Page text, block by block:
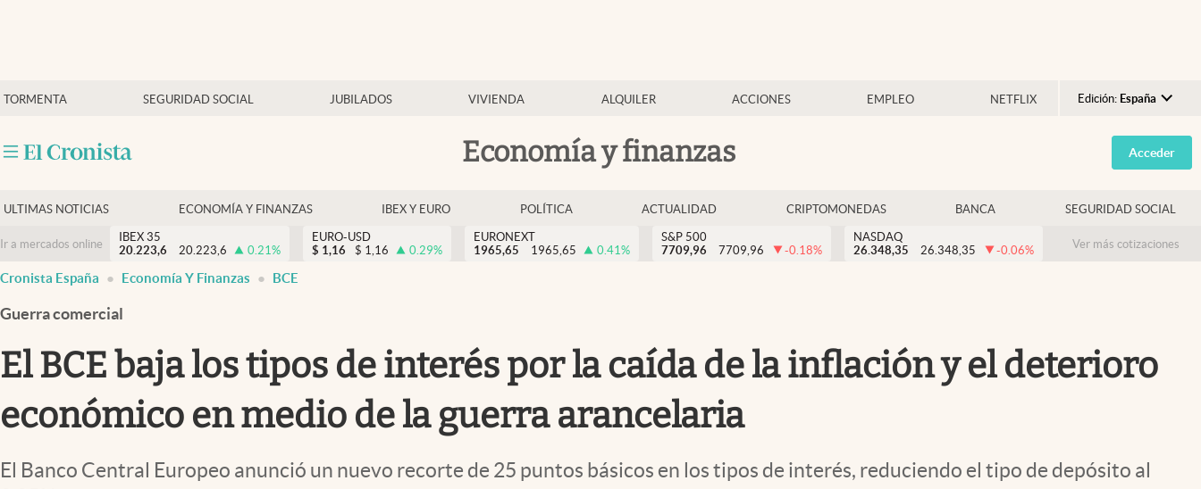
TORMENTA SEGURIDAD SOCIAL JUBILADOS VIVIENDA ALQUILER ACCIONES EMPLEO NETFLIX Edición: España
Argentina
España
USA
Colombia
Economía y finanzas
Economía y finanzas
Criptomonedas
Acceder
ULTIMAS NOTICIAS ECONOMÍA Y FINANZAS IBEX Y EURO POLÍTICA ACTUALIDAD CRIPTOMONEDAS BANCA SEGURIDAD SOCIAL
Ir a mercados online
IBEX 35
20.223,6
20.223,6 0.21%
EURO-USD
$ 1,16 $ 1,16 0.29%
EURONEXT
1965,65
1965,65 0.41%
S&P 500
7709,96
7709,96 -0.18%
NASDAQ
26.348,35
26.348,35 -0.06% Ver más cotizaciones
Cronista España Economía Y Finanzas BCE
Guerra comercial
El BCE baja los tipos de interés por la caída de la inflación y el deterioro
económico en medio de la guerra arancelaria
El Banco Central Europeo anunció un nuevo recorte de 25 puntos básicos en los tipos de interés, reduciendo el tipo de depósito al